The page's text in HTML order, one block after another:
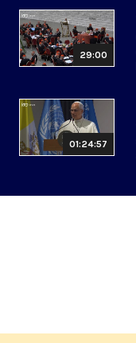
29:00
01:24:57